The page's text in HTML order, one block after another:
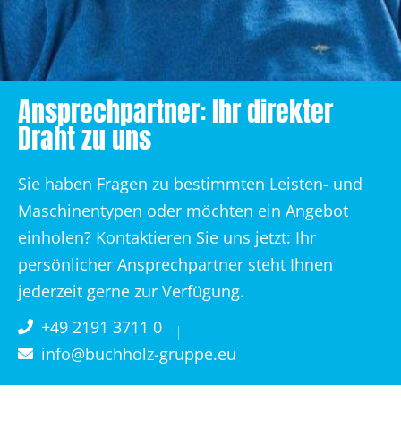
Ansprechpartner: Ihr direkter
Draht zu uns
Sie haben Fragen zu bestimmten Leisten- und
Maschinentypen oder möchten ein Angebot
einholen? Kontaktieren Sie uns jetzt: Ihr
persönlicher Ansprechpartner steht Ihnen
jederzeit gerne zur Verfügung.
+49 2191 3711 0
info@buchholz-gruppe.eu